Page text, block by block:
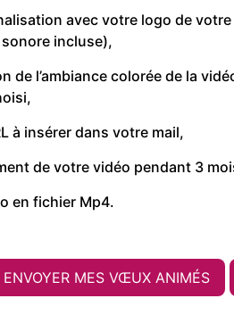
avec votre logo de
incluse),
de l’ambiance colorée de la
à insérer dans votre mail,
de votre vidéo pendant 3
en fichier Mp4.
MES VŒUX ANIMÉS